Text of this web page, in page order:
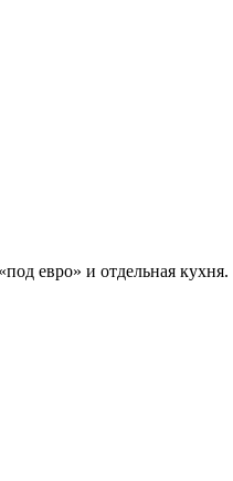
евро» и отдельная кухня.